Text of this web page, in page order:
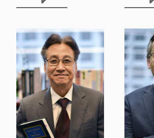
人權，曾參與多宗司法覆核案例，包
憲法賦與之投票權等。
包括代表
裁處的訴訟
處講解有關